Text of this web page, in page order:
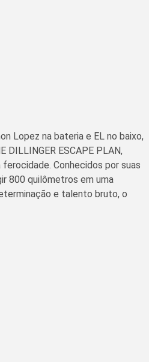
Lopez na bateria e EL no baixo,
ESCAPE PLAN,
ferocidade. Conhecidos por suas
800 quilômetros em uma
e talento bruto, o